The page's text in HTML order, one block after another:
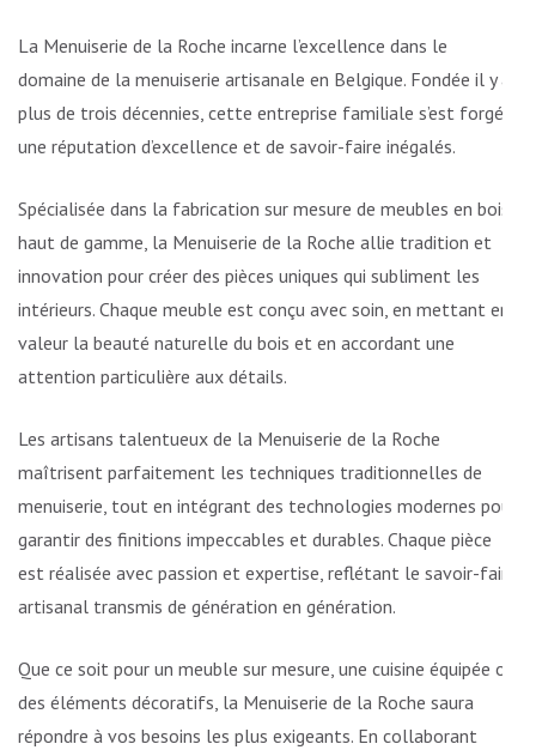
La Menuiserie de la Roche incarne l’excellence dans le
domaine de la menuiserie artisanale en Belgique. Fondée il y a
plus de trois décennies, cette entreprise familiale s’est forgé
une réputation d’excellence et de savoir-faire inégalés.
Spécialisée dans la fabrication sur mesure de meubles en bois
haut de gamme, la Menuiserie de la Roche allie tradition et
innovation pour créer des pièces uniques qui subliment les
intérieurs. Chaque meuble est conçu avec soin, en mettant en
valeur la beauté naturelle du bois et en accordant une
attention particulière aux détails.
Les artisans talentueux de la Menuiserie de la Roche
maîtrisent parfaitement les techniques traditionnelles de
menuiserie, tout en intégrant des technologies modernes pour
garantir des finitions impeccables et durables. Chaque pièce
est réalisée avec passion et expertise, reflétant le savoir-faire
artisanal transmis de génération en génération.
Que ce soit pour un meuble sur mesure, une cuisine équipée ou
des éléments décoratifs, la Menuiserie de la Roche saura
répondre à vos besoins les plus exigeants. En collaborant